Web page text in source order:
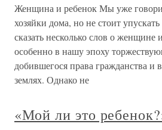
Женщина и ребенок Мы уже
хозяйки дома, но не стоит
сказать несколько слов о женщине
особенно в нашу эпоху
добившегося права гражданства и
землях. Однако не
«Мой ли это